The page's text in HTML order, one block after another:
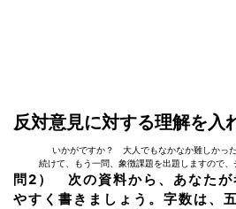
反対意見に対する理解を入
いかがですか？ 大人でもなかなか難しかっ
続けて、もう一問、象徴課題を出題しますので、
問2） 次の資料から、あなたが
やすく書きましょう。字数は、